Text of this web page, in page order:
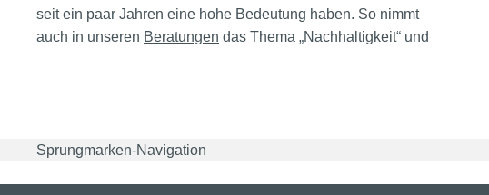
seit ein paar Jahren eine hohe Bedeutung haben. So nimmt
auch in unseren Beratungen das Thema „Nachhaltigkeit“ und
Sprungmarken-Navigation